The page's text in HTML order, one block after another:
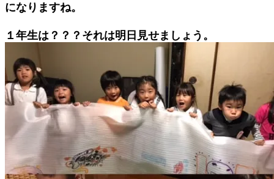
になりますね。
１年生は？？？それは明日見せましょう。